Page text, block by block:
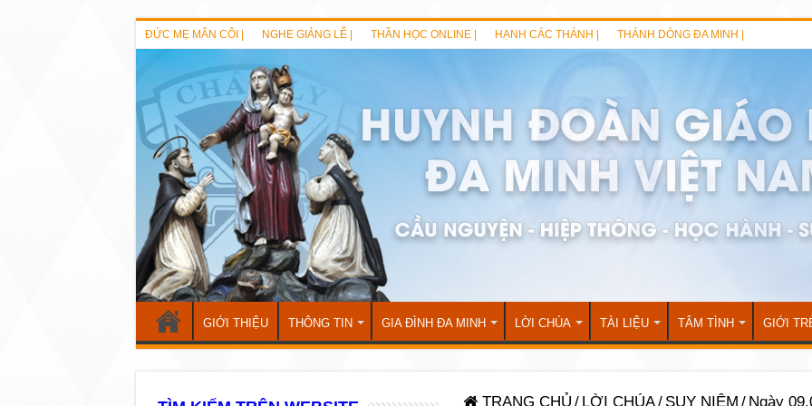
ĐỨC MẸ MÂN CÔI | NGHE GIẢNG LỄ | THẦN HỌC ONLINE | HẠNH CÁC THÁNH | THÁNH DÒNG ĐA MINH |
GIỚI THIỆU THÔNG TIN GIA ĐÌNH ĐA MINH LỜI CHÚA TÀI LIỆU TÂM TÌNH GIỚI
TRANG CHỦ / LỜI CHÚA/ SUY NIỆM / Ngày